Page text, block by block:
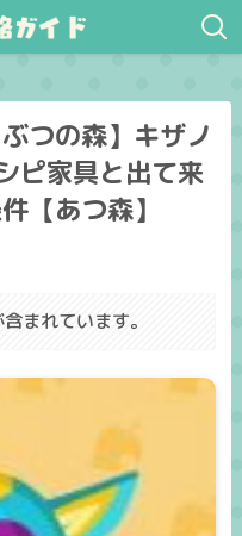
つの森】キザノ
ピ家具と出て来
【あつ森】
まれています。